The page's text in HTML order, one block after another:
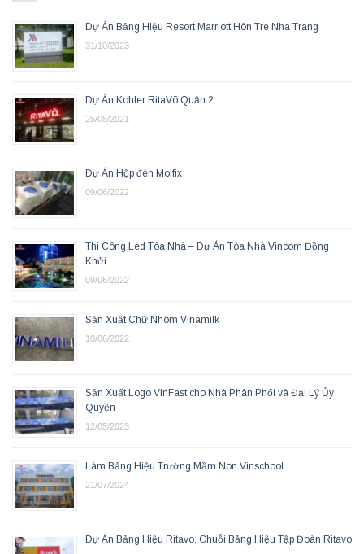
Dự Án Bảng Hiệu Resort Marriott Hòn Tre Nha Trang
31/10/2023
Dự Án Kohler RitaVõ Quận 2
25/05/2021
Dự Án Hộp đèn Molfix
09/06/2022
Thi Công Led Tòa Nhà – Dự Án Tòa Nhà Vincom Đồng
Khởi
09/06/2022
Sản Xuất Chữ Nhôm Vinamilk
10/06/2022
Sản Xuất Logo VinFast cho Nhà Phân Phối và Đại Lý Ủy
Quyền
12/05/2023
Làm Bảng Hiệu Trường Mầm Non Vinschool
21/07/2024
Dự Án Bảng Hiệu Ritavo, Chuỗi Bảng Hiệu Tập Đoàn Ritavo